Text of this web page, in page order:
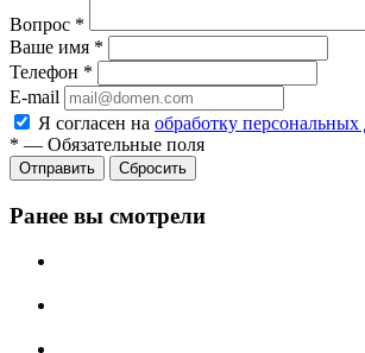
Вопрос *
Ваше имя *
Телефон *
E-mail
Я согласен на обработку
* — Обязательные поля
Отправить Сбросить
Ранее вы смотрели